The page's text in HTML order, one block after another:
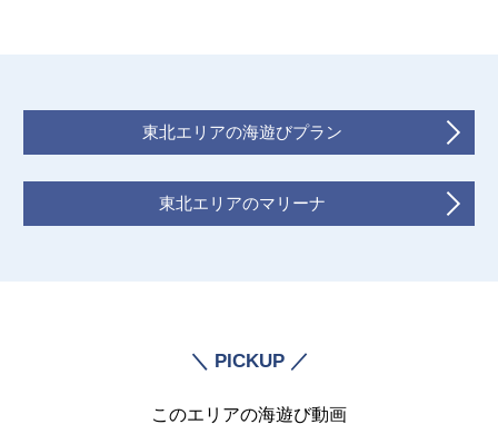
東北エリアの海遊びプラン
東北エリアのマリーナ
＼ PICKUP ／
このエリアの海遊び動画